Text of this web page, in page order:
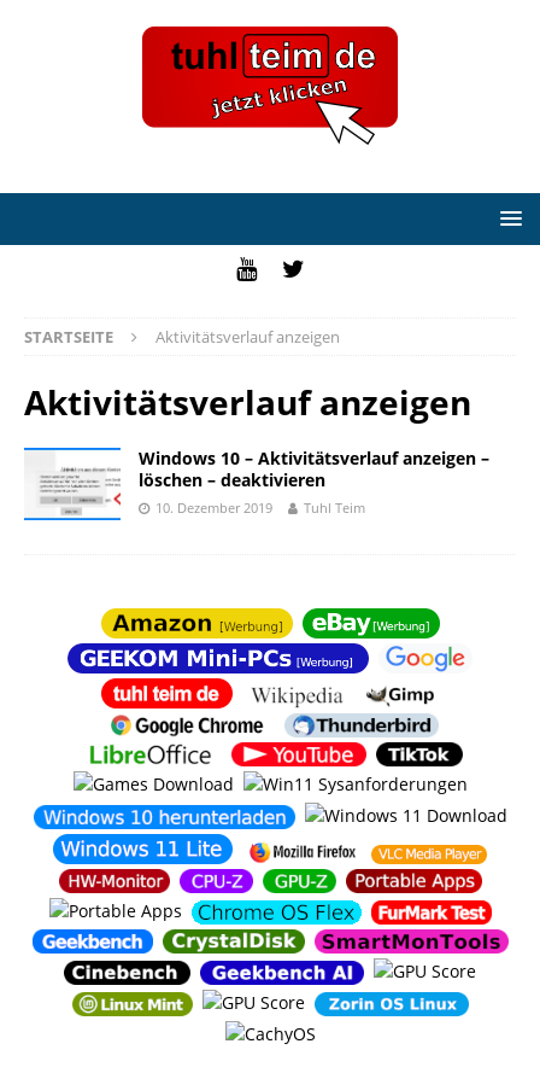
STARTSEITE Aktivitätsverlauf anzeigen
Aktivitätsverlauf anzeigen
Windows 10 – Aktivitätsverlauf anzeigen –
löschen – deaktivieren
10. Dezember 2019 Tuhl Teim